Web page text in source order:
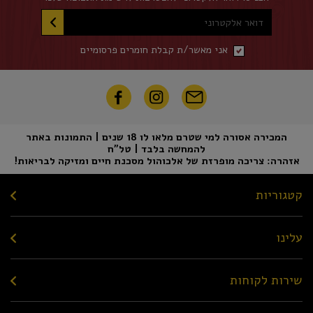
דואר אלקטרוני
אני מאשר/ת קבלת חומרים פרסומיים
המכירה אסורה למי שטרם מלאו לו 18 שנים | התמונות באתר
להמחשה בלבד | טל"ח
אזהרה: צריכה מופרזת של אלכוהול מסכנת חיים ומזיקה לבריאות!
קטגוריות
עלינו
שירות לקוחות